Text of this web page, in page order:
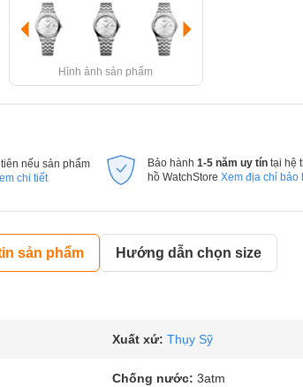
Hình ảnh sản phẩm
nếu sản phẩm
chi tiết
Bảo hành 1-5 năm uy tín tại hệ
hồ WatchStore Xem địa chỉ bảo
sản phẩm Hướng dẫn chọn size
Xuất xứ: Thụy Sỹ
Chống nước: 3atm